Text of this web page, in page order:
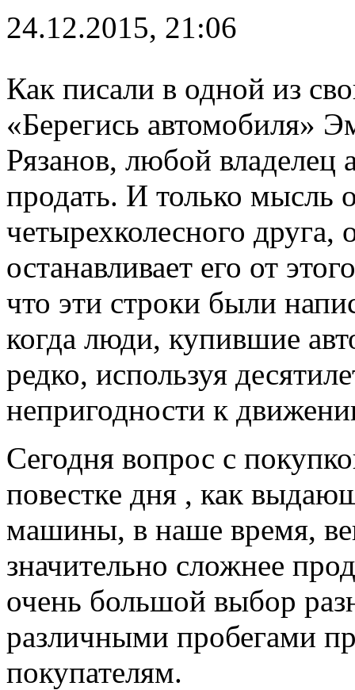
24.12.2015, 21:06
Как писали в одной из
«Берегись автомобиля»
Рязанов, любой владелец
продать. И только мысль
четырехколесного друга,
останавливает его от
что эти строки были
когда люди, купившие
редко, используя
непригодности к
Сегодня вопрос с
повестке дня , как
машины, в наше время,
значительно сложнее
очень большой выбор
различными пробегами
покупателям.